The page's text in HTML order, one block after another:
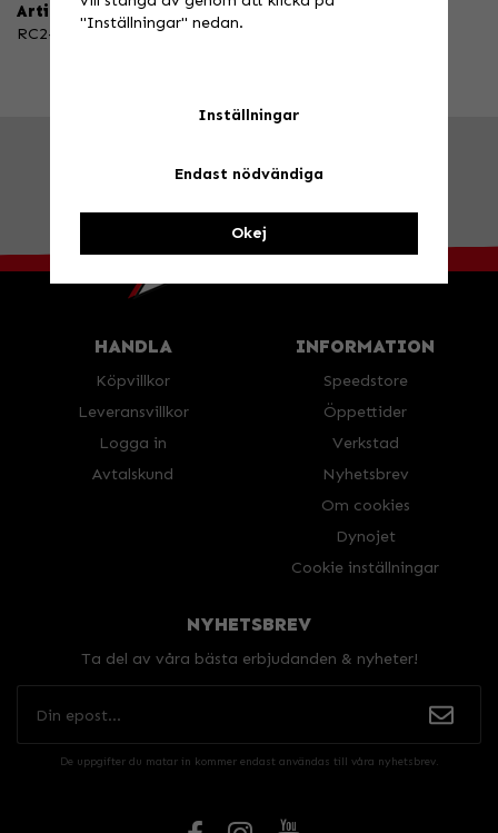
Artikelnummer:
RC2-YBK
HANDLA
Köpvillkor
Leveransvillkor
Logga in
Avtalskund
INFORMATION
Speedstore
Öppettider
Verkstad
Nyhetsbrev
Om cookies
Dynojet
Cookie inställningar
NYHETSBREV
Ta del av våra bästa erbjudanden & nyheter!
De uppgifter du matar in kommer endast användas till våra nyhetsbrev.
"Inställningar" nedan.
Inställningar
Endast nödvändiga
Okej